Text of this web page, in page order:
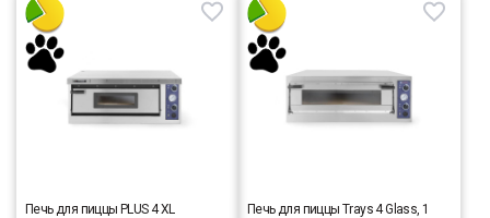
Печь для пиццы PLUS 4 XL
Печь для пиццы Trays 4 Glass, 1